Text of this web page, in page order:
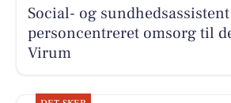
Social- og
personcentreret omsorg til
Virum